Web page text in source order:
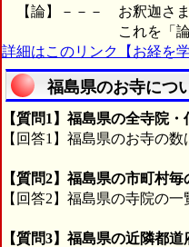
【論】－－－ お釈迦さま
これを「論蔵」
詳細はこのリンク【お経を学
福島県のお寺につ
【質問1】福島県の全寺院
【回答1】福島県のお寺の数
【質問2】福島県の市町村
【回答2】福島県の寺院の一
【質問3】福島県の近隣都